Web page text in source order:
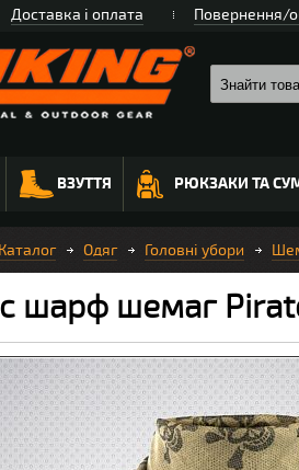
Доставка і оплата Повернення/
ВЗУТТЯ РЮКЗАКИ ТА
Каталог Одяг Головні убори
шарф шемаг